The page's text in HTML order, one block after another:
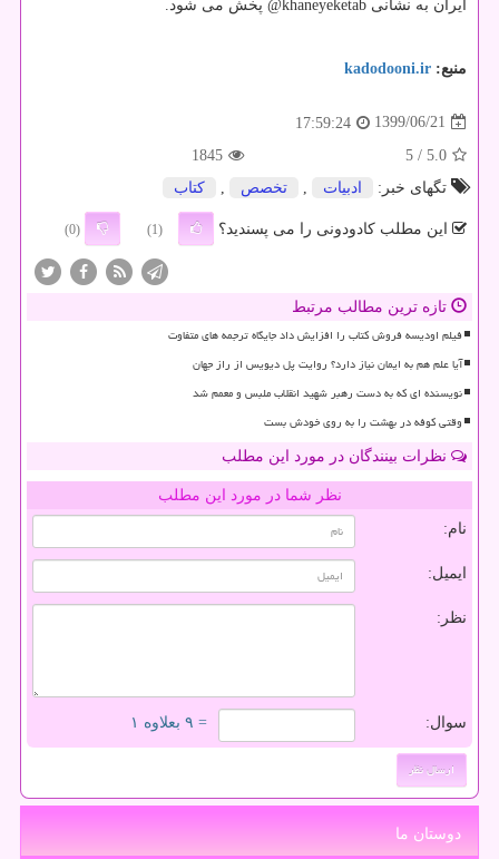
ایران به نشانی khaneyeketab@ پخش می شود.
منبع: kadodooni.ir
1399/06/21
17:59:24
5.0
/ 5
1845
تگهای خبر:
ادبیات , تخصص , كتاب
این مطلب کادودونی را می پسندید؟ (1)
(0)
تازه ترین مطالب مرتبط
فیلم اودیسه فروش کتاب را افزایش داد جایگاه ترجمه های متفاوت
آیا علم هم به ایمان نیاز دارد؟ روایت پل دیویس از راز جهان
نویسنده ای که به دست رهبر شهید انقلاب ملبس و معمم شد
وقتی کوفه در بهشت را به روی خودش بست
نظرات بینندگان در مورد این مطلب
نظر شما در مورد این مطلب
نام:
ایمیل:
نظر:
سوال: = ۹ بعلاوه ۱
دوستان ما